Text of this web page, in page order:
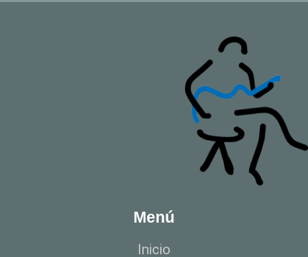
Menú
Inicio